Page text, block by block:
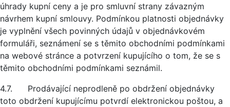
úhrady kupní ceny a je pro smluvní strany závazným
návrhem kupní smlouvy. Podmínkou platnosti objednávky
je vyplnění všech povinných údajů v objednávkovém
formuláři, seznámení se s těmito obchodními podmínkami
na webové stránce a potvrzení kupujícího o tom, že se s
těmito obchodními podmínkami seznámil.
4.7. Prodávající neprodleně po obdržení objednávky
toto obdržení kupujícímu potvrdí elektronickou poštou, a